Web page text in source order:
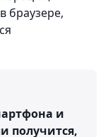
браузере,
и
получится,